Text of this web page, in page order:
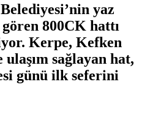
yaz
800CK hattı
Kerpe, Kefken
sağlayan hat,
günü ilk seferini